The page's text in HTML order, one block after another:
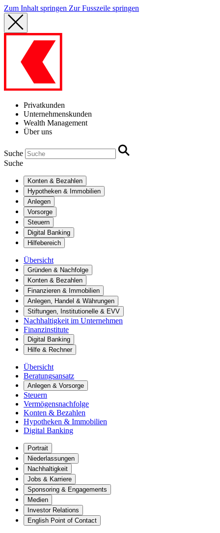
Zum Inhalt springen Zur Fusszeile springen
Privatkunden
Unternehmenskunden
Wealth Management
Über uns
Suche
Suche
Konten & Bezahlen
Hypotheken & Immobilien
Anlegen
Vorsorge
Steuern
Digital Banking
Hilfebereich
Übersicht
Gründen & Nachfolge
Konten & Bezahlen
Finanzieren & Immobilien
Anlegen, Handel & Währungen
Stiftungen, Institutionelle & EVV
Nachhaltigkeit im Unternehmen
Finanzinstitute
Digital Banking
Hilfe & Rechner
Übersicht
Beratungsansatz
Anlegen & Vorsorge
Steuern
Vermögensnachfolge
Konten & Bezahlen
Hypotheken & Immobilien
Digital Banking
Portrait
Niederlassungen
Nachhaltigkeit
Jobs & Karriere
Sponsoring & Engagements
Medien
Investor Relations
English Point of Contact